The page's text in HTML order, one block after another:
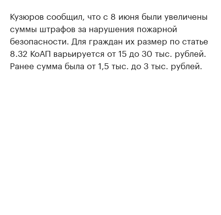
Кузюров сообщил, что с 8 июня были увеличены
суммы штрафов за нарушения пожарной
безопасности. Для граждан их размер по статье
8.32 КоАП варьируется от 15 до 30 тыс. рублей.
Ранее сумма была от 1,5 тыс. до 3 тыс. рублей.